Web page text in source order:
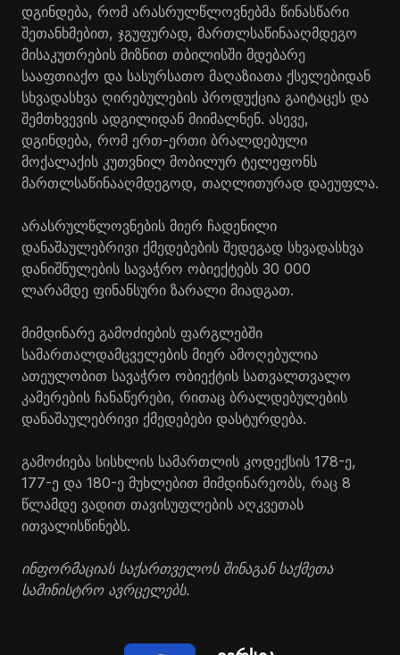
დგინდება, რომ არასრულწლოვნებმა წინასწარი
შეთანხმებით, ჯგუფურად, მართლსაწინააღმდეგო
მისაკუთრების მიზნით თბილისში მდებარე
სააფთიაქო და სასურსათო მაღაზიათა ქსელებიდან
სხვადასხვა ღირებულების პროდუქცია გაიტაცეს და
შემთხვევის ადგილიდან მიიმალნენ. ასევე,
დგინდება, რომ ერთ-ერთი ბრალდებული
მოქალაქის კუთვნილ მობილურ ტელეფონს
მართლსაწინააღმდეგოდ, თაღლითურად დაეუფლა.
არასრულწლოვნების მიერ ჩადენილი
დანაშაულებრივი ქმედებების შედეგად სხვადასხვა
დანიშნულების სავაჭრო ობიექტებს 30 000
ლარამდე ფინანსური ზარალი მიადგათ.
მიმდინარე გამოძიების ფარგლებში
სამართალდამცველების მიერ ამოღებულია
ათეულობით სავაჭრო ობიექტის სათვალთვალო
კამერების ჩანაწერები, რითაც ბრალდებულების
დანაშაულებრივი ქმედებები დასტურდება.
გამოძიება სისხლის სამართლის კოდექსის 178-ე,
177-ე და 180-ე მუხლებით მიმდინარეობს, რაც 8
წლამდე ვადით თავისუფლების აღკვეთას
ითვალისწინებს.
ინფორმაციას საქართველოს შინაგან საქმეთა
სამინისტრო ავრცელებს.